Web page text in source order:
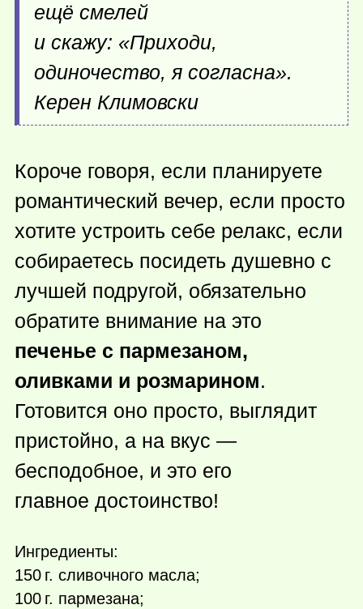
ещё смелей
и скажу: «Приходи,
одиночество, я согласна».
Керен Климовски
Короче говоря, если планируете
романтический вечер, если просто
хотите устроить себе релакс, если
собираетесь посидеть душевно с
лучшей подругой, обязательно
обратите внимание на это
печенье с пармезаном,
оливками и розмарином.
Готовится оно просто, выглядит
пристойно, а на вкус —
бесподобное, и это его
главное достоинство!
Ингредиенты:
150 г. сливочного масла;
100 г. пармезана;